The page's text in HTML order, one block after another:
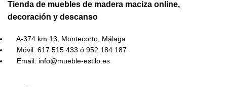
Tienda de muebles de madera maciza online,
decoración y descanso
A-374 km 13, Montecorto, Málaga
Móvil: 617 515 433 ó 952 184 187
Email: info@mueble-estilo.es